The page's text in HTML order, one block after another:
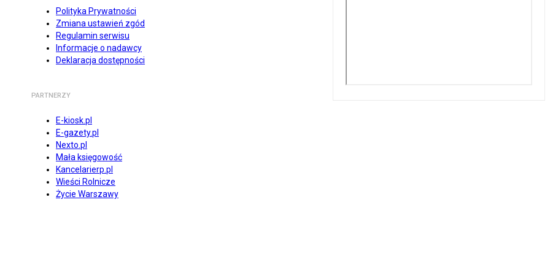
Polityka Prywatności
Zmiana ustawień zgód
Regulamin serwisu
Informacje o nadawcy
Deklaracja dostępności
PARTNERZY
E-kiosk.pl
E-gazety.pl
Nexto.pl
Mała księgowość
Kancelarierp.pl
Wieści Rolnicze
Życie Warszawy